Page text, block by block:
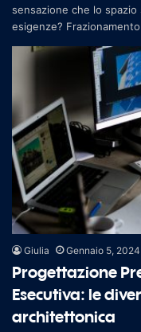
sensazione che lo
esigenze?
Giulia Gennaio 5, 2024
Progettazione
Esecutiva: le
architettonica